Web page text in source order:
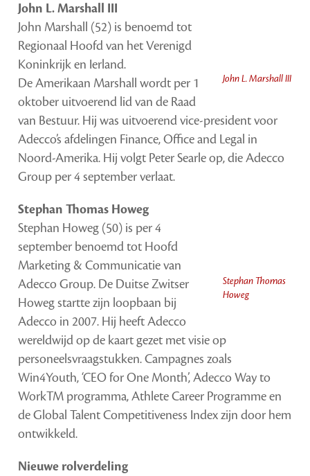
John L. Marshall III
John L. Marshall III
John Marshall (52) is benoemd tot
Regionaal Hoofd van het Verenigd
Koninkrijk en Ierland.
De Amerikaan Marshall wordt per 1
oktober uitvoerend lid van de Raad
van Bestuur. Hij was uitvoerend vice-president voor
Adecco’s afdelingen Finance, Office and Legal in
Noord-Amerika. Hij volgt Peter Searle op, die Adecco
Group per 4 september verlaat.
Stephan Thomas
Howeg
Stephan Thomas Howeg
Stephan Howeg (50) is per 4
september benoemd tot Hoofd
Marketing & Communicatie van
Adecco Group. De Duitse Zwitser
Howeg startte zijn loopbaan bij
Adecco in 2007. Hij heeft Adecco
wereldwijd op de kaart gezet met visie op
personeelsvraagstukken. Campagnes zoals
Win4Youth, ‘CEO for One Month’, Adecco Way to
WorkTM programma, Athlete Career Programme en
de Global Talent Competitiveness Index zijn door hem
ontwikkeld.
Nieuwe rolverdeling